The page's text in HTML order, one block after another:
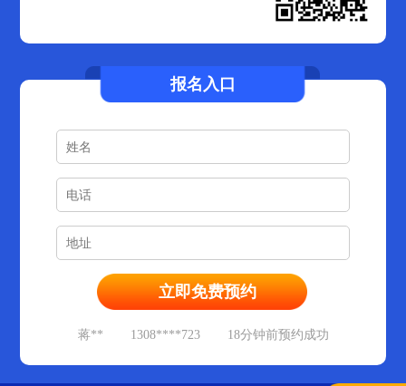
报名入口
孙** 1353****852
12分钟前预约成功
蒋**
1308****723
18分钟前预约成功